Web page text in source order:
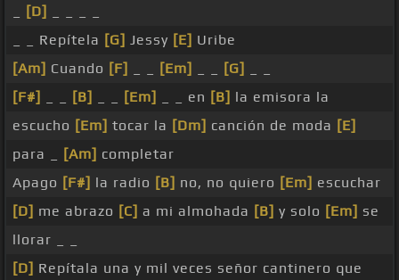
[D]
_ _ Repítela [G] Jessy [E] Uribe
[Am] Cuando [F] [Em] [G]
[F#]
[B] [Em] _ _ en [B] la emisora la
escucho [Em] tocar la [Dm] canción de moda [E]
para _
[Am] completar
Apago [F#] la radio [B] no, no quiero [Em] escuchar
[D] me abrazo [C] a mi almohada [B] y solo [Em] se
llorar _ _
[D] Repítala una y mil veces señor cantinero que